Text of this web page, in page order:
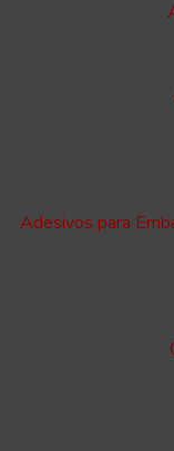
Adesivos para